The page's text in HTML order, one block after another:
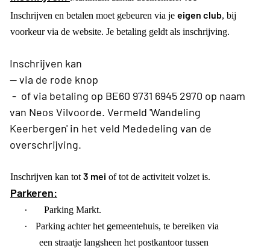
Inschrijven en betalen moet gebeuren via je eigen club, bij
voorkeur via de website. Je betaling geldt als inschrijving.
Inschrijven kan
-- via de rode knop
- of via betaling op BE60 9731 6945 2970 op naam
van Neos Vilvoorde. Vermeld 'Wandeling
Keerbergen' in het veld Mededeling van de
overschrijving.
Inschrijven kan tot 3 mei of tot de activiteit volzet is.
Parkeren:
·
Parking Markt.
·
Parking achter het gemeentehuis, te bereiken via
een straatje langsheen het postkantoor tussen